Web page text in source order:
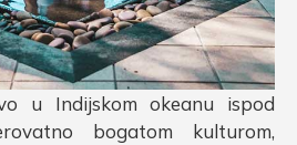
u Indijskom okeanu ispod
bogatom kulturom,